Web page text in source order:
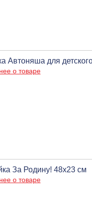
Автоняша для
о товаре
За Родину! 48х23 см
о товаре